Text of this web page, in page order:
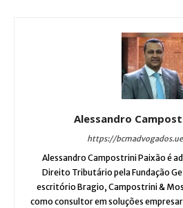
Alessandro
https://
Alessandro Campostrini Paixão é
Direito Tributário pela Fundação
escritório Bragio, Campostrini &
como consultor em soluções